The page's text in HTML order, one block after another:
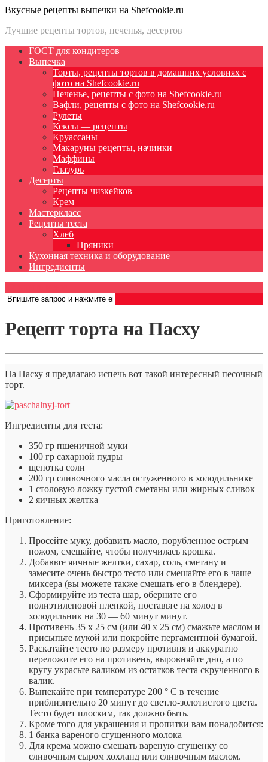
Вкусные рецепты выпечки на Shefcookie.ru
Лучшие рецепты тортов, печенья, десертов
ГОСТ для кондитеров
Выпечка
Торты, рецепты тортов в домашних условиях с
фото на Shefcookie.ru
Печенье, рецепты с фото на Shefcookie.ru
Вафли, рецепты с фото на Shefcookie.ru
Рулеты
Кексы — рецепты
Круассаны
Макаруны рецепты, начинки
Маффины
Глазурь
Десерты
Рецепты чизкейков
Крем
Мастеркласс
Рецепты теста
Хлеб
Пряники
Кухонная техника и оборудование
Ингредиенты
Рецепт торта на Пасху
На Пасху я предлагаю испечь вот такой интересный песочный
торт.
Ингредиенты для теста:
350 гр пшеничной муки
100 гр сахарной пудры
щепотка соли
200 гр сливочного масла остуженного в холодильнике
1 столовую ложку густой сметаны или жирных сливок
2 яичных желтка
Приготовление:
Просейте муку, добавить масло, порубленное острым
ножом, смешайте, чтобы получилась крошка.
Добавьте яичные желтки, сахар, соль, сметану и
замесите очень быстро тесто или смешайте его в чаше
миксера (вы можете также смешать его в блендере).
Сформируйте из теста шар, оберните его
полиэтиленовой пленкой, поставьте на холод в
холодильник на 30 — 60 минут минут.
Противень 35 х 25 см (или 40 х 25 см) смажьте маслом и
присыпьте мукой или покройте пергаментной бумагой.
Раскатайте тесто по размеру противня и аккуратно
переложите его на противень, выровняйте дно, а по
кругу украсьте валиком из остатков теста скрученного в
валик.
Выпекайте при температуре 200 ° С в течение
приблизительно 20 минут до светло-золотистого цвета.
Тесто будет плоским, так должно быть.
Кроме того для украшения и пропитки вам понадобится:
1 банка вареного сгущенного молока
Для крема можно смешать вареную сгущенку со
сливочным сыром хохланд или сливочным маслом.